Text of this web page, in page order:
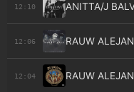
12:10 ANITTA/J
12:06 RAUW
12:04 RAUW